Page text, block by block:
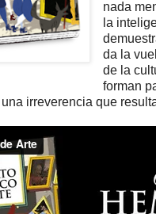
nada
la
da la
de la
forman
irreverencia que